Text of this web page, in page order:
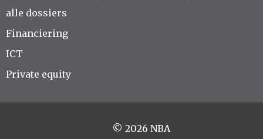
alle dossiers
Financiering
ICT
Private equity
© 2026 NBA